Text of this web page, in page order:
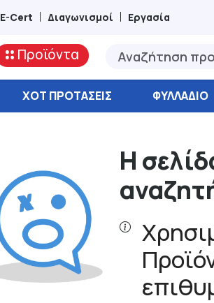
E-Cert Διαγωνισμοί Εργασία
Προϊόντα
ΧΟΤ ΠΡΟΤΆΣΕΙΣ ΦΥΛΛΆΔΙΟ
Η